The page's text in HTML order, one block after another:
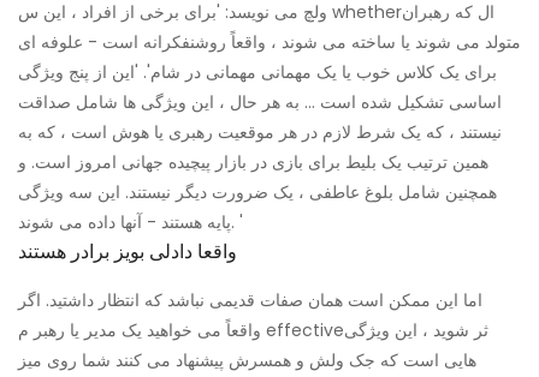
ولچ می نویسد: 'برای برخی از افراد ، این س whetherال که رهبران
متولد می شوند یا ساخته می شوند ، واقعاً روشنفکرانه است - علوفه ای
برای یک کلاس خوب یا یک مهمانی مهمانی در شام'. 'این از پنج ویژگی
اساسی تشکیل شده است ... به هر حال ، این ویژگی ها شامل صداقت
نیستند ، که یک شرط لازم در هر موقعیت رهبری یا هوش است ، که به
همین ترتیب یک بلیط برای بازی در بازار پیچیده جهانی امروز است. و
همچنین شامل بلوغ عاطفی ، یک ضرورت دیگر نیستند. این سه ویژگی
پایه هستند - آنها داده می شوند. '
واقعا دادلی بویز برادر هستند
اما این ممکن است همان صفات قدیمی نباشد که انتظار داشتید. اگر
واقعاً می خواهید یک مدیر یا رهبر م effectiveثر شوید ، این ویژگی
هایی است که جک ولش و همسرش پیشنهاد می کنند شما روی میز